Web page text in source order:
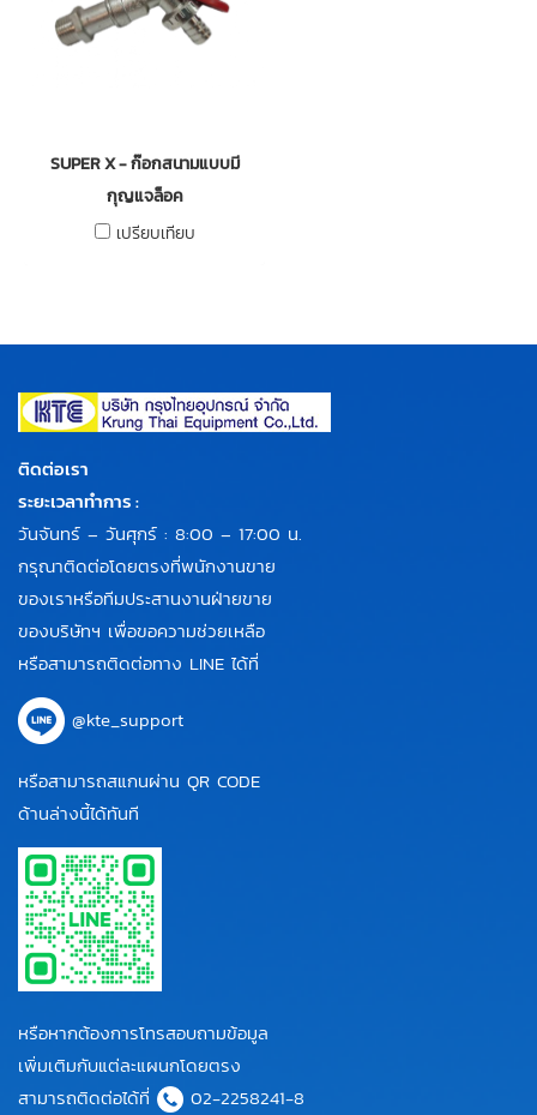
SUPER X - ก๊อกสนามแบบมี
กุญแจล็อค
เปรียบเทียบ
ติดต่อเรา
ระยะเวลาทำการ :
วันจันทร์ – วันศุกร์ : 8:00 – 17:00 น.
กรุณาติดต่อโดยตรงที่พนักงานขาย
ของเราหรือทีมประสานงานฝ่ายขาย
ของบริษัทฯ เพื่อขอความช่วยเหลือ
หรือสามารถติดต่อทาง LINE ได้ที่
@kte_support
หรือสามารถสแกนผ่าน QR CODE
ด้านล่างนี้ได้ทันที
หรือหากต้องการโทรสอบถามข้อมูล
เพิ่มเติมกับแต่ละแผนกโดยตรง
สามารถติดต่อได้ที่
02-2258241-8